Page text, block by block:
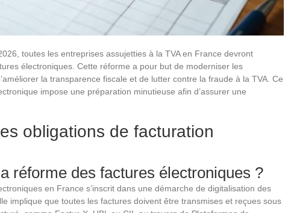
toutes les entreprises assujetties à la TVA en France devront
électroniques. Cette réforme a pour but de moderniser les
la transparence fiscale et de lutter contre la fraude à la TVA. Ce
impose une préparation minutieuse afin d’assurer une
obligations de facturation
réforme des factures électroniques ?
en France s’inscrit dans une démarche de digitalisation des
implique que toutes les factures doivent être transmises et reçues sous